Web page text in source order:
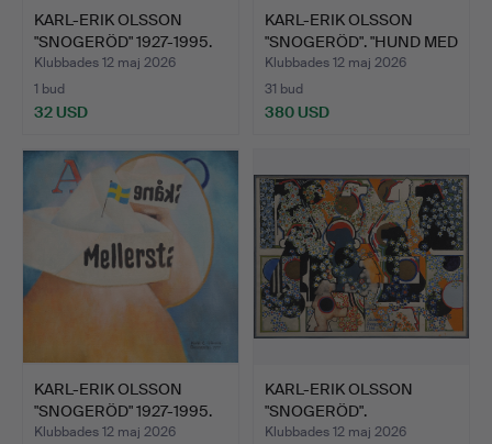
KARL-ERIK OLSSON
"SNOGERÖD" 1927-1995.
BLA…
Klubbades 12 maj 2026
1 bud
32 USD
KARL-ERIK OLSSON
"SNOGERÖD". "HUND MED
MOL…
Klubbades 12 maj 2026
31 bud
380 USD
KARL-ERIK OLSSON
"SNOGERÖD" 1927-1995.
OLJ…
Klubbades 12 maj 2026
KARL-ERIK OLSSON
"SNOGERÖD".
"HYSTERISK HÖ…
Klubbades 12 maj 2026